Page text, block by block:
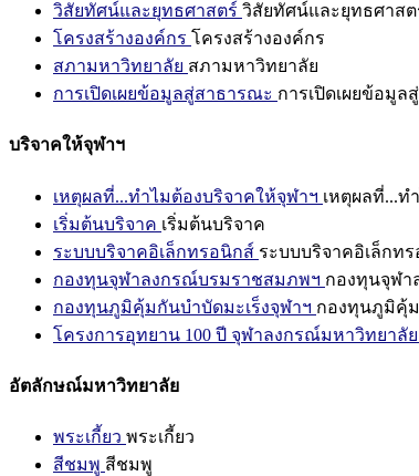
วิสัยทัศน์และยุทธศาสตร์ วิสัยทัศน์และยุทธศาสต
โครงสร้างองค์กร โครงสร้างองค์กร
สภามหาวิทยาลัย สภามหาวิทยาลัย
การเปิดเผยข้อมูลสู่สาธารณะ การเปิดเผยข้อมูล
บริจาคให้จุฬาฯ
เหตุผลที่...ทำไมต้องบริจาคให้จุฬาฯ เหตุผลที่...ท
เริ่มต้นบริจาค เริ่มต้นบริจาค
ระบบบริจาคอิเล็กทรอนิกส์ ระบบบริจาคอิเล็กท
กองทุนจุฬาลงกรณ์บรมราชสมภพฯ กองทุนจุฬ
กองทุนภูมิคุ้มกันบำบัดมะเร็งจุฬาฯ กองทุนภูมิคุ้ม
โครงการอุทยาน 100 ปี จุฬาลงกรณ์มหาวิทยาลัย
อัตลักษณ์มหาวิทยาลัย
พระเกี้ยว พระเกี้ยว
สีชมพู สีชมพู